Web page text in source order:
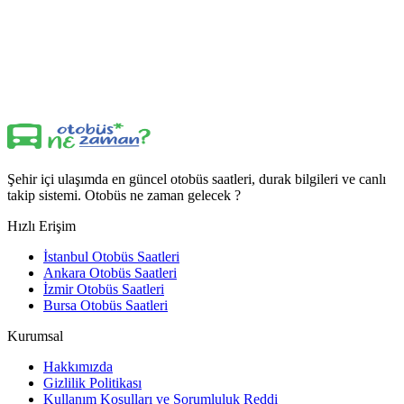
Şehir içi ulaşımda en güncel otobüs saatleri, durak bilgileri ve canlı
takip sistemi. Otobüs ne zaman gelecek ?
Hızlı Erişim
İstanbul Otobüs Saatleri
Ankara Otobüs Saatleri
İzmir Otobüs Saatleri
Bursa Otobüs Saatleri
Kurumsal
Hakkımızda
Gizlilik Politikası
Kullanım Koşulları ve Sorumluluk Reddi